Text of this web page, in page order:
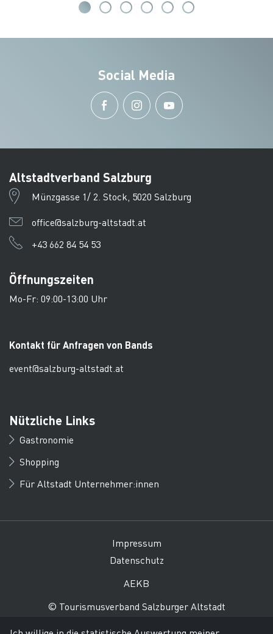
Social Media
Altstadtverband Salzburg
Münzgasse 1/ 2. Stock, 5020 Salzburg
office@salzburg-altstadt.at
+43 662 84 54 53
Öffnungszeiten
Mo-Fr: 09:00-13:00 Uhr
Kontakt für Anfragen von Bands
event@salzburg-altstadt.at
Nützliche Links
Gastronomie
Shopping
Für Altstadt Unternehmer:innen
Impressum
Datenschutz
AEKB
© Tourismusverband Salzburger Altstadt